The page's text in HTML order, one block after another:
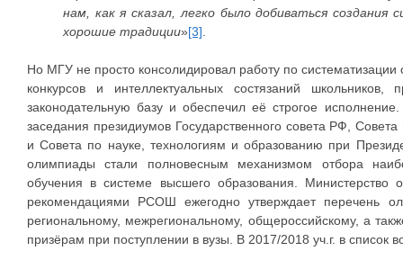
нам, как я сказал, легко было добиваться
хорошие традиции»[3]
Но МГУ не просто консолидировал работу по систематизации
конкурсов и интеллектуальных состязаний
законодательную базу и обеспечил её строгое
заседания президиумов Государственного совета РФ,
и Совета по науке, технологиям и образованию при
олимпиады стали полновесным механизмом отбора
обучения в системе высшего образования. Министерство
рекомендациями РСОШ ежегодно утверждает перечень
региональному, межрегиональному, общероссийскому, а
призёрам при поступлении в вузы. В 2017/2018 уч.г. в список